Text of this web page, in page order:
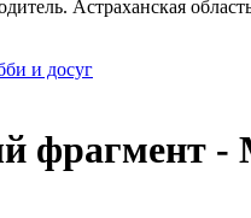
и досуг
фрагмент -